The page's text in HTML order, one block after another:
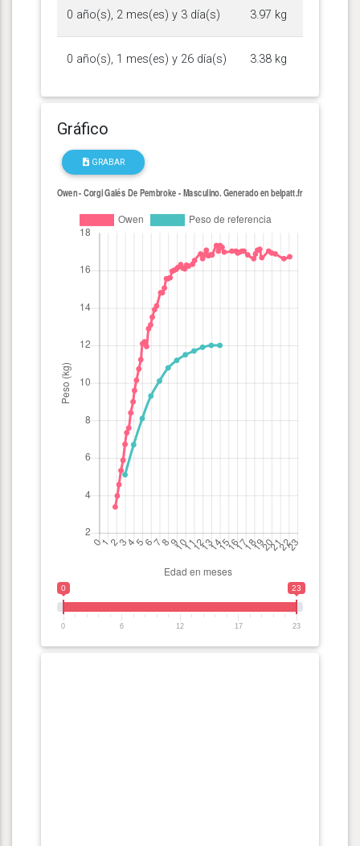
0 año(s), 2 mes(es) y 3 día(s) 3.97 kg
0 año(s), 1 mes(es) y 26 día(s) 3.38 kg
Gráfico
GRABAR
0 23
0 6 12 17 23